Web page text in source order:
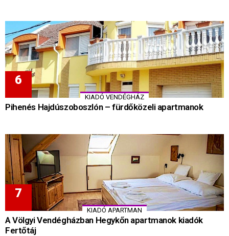
KIADÓ VENDÉGHÁZ
Pihenés Hajdúszoboszlón – fürdőközeli apartmanok
KIADÓ APARTMAN
A Völgyi Vendégházban Hegykőn apartmanok kiadók
Fertőtáj